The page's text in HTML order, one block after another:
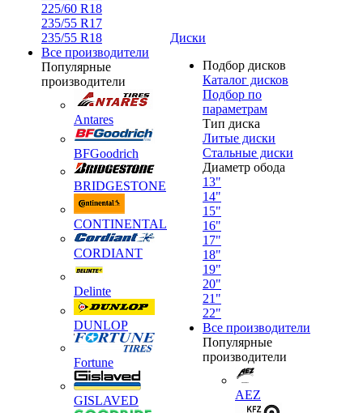
225/60 R18
235/55 R17
235/55 R18
Все производители
Популярные
производители
Antares
BFGoodrich
BRIDGESTONE
CONTINENTAL
CORDIANT
Delinte
DUNLOP
Fortune
GISLAVED
Диски
Подбор дисков
Каталог дисков
Подбор по
параметрам
Тип диска
Литые диски
Стальные диски
Диаметр обода
13"
14"
15"
16"
17"
18"
19"
20"
21"
22"
Все производители
Популярные
производители
AEZ